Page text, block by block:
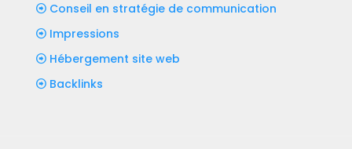
Conseil en stratégie de communication
Impressions
Hébergement site web
Backlinks